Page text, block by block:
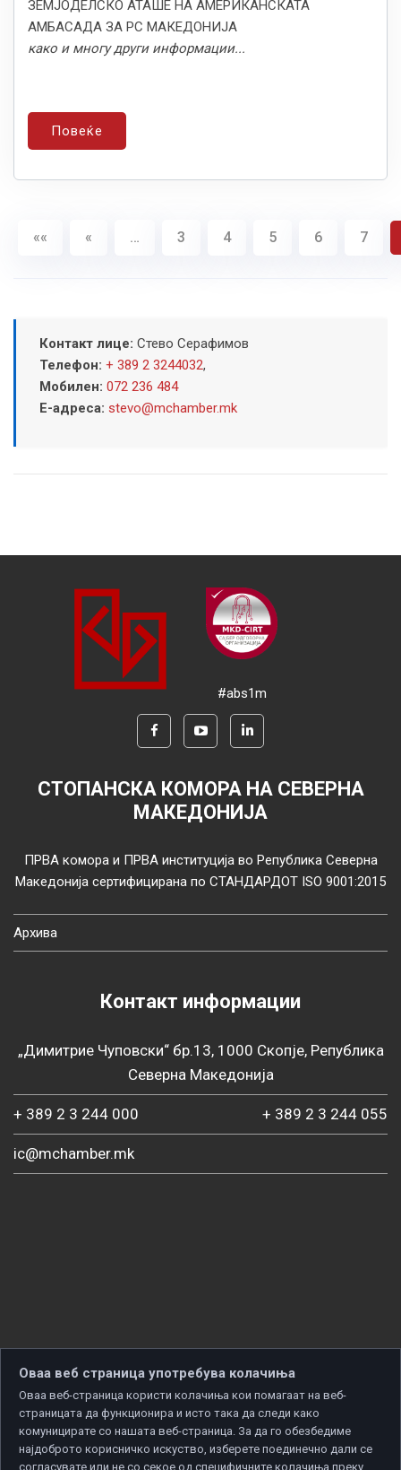
ЗЕМЈОДЕЛСКО АТАШЕ НА АМЕРИКАНСКАТА
АМБАСАДА ЗА РС МАКЕДОНИЈА
како и многу други информации...
Повеќе
«« « … 3 4 5 6 7
Контакт лице: Стево Серафимов
Телефон: + 389 2 3244032,
Мобилен: 072 236 484
Е-адреса: stevo@mchamber.mk
#abs1m
СТОПАНСКА КОМОРА НА СЕВЕРНА
МАКЕДОНИЈА
ПРВА комора и ПРВА институција во Република Северна
Македонија сертифицирана по СТАНДАРДОТ ISO 9001:2015
Архива
Контакт информации
„Димитрие Чуповски“ бр.13, 1000 Скопје, Република
Северна Македонија
+ 389 2 3 244 000 + 389 2 3 244 055
ic@mchamber.mk
Оваа веб страница употребува колачиња
Оваа веб-страница користи колачиња кои помагаат на веб-
страницата да функционира и исто така да следи како
комуницирате со нашата веб-страница. За да го обезбедиме
најдоброто корисничко искуство, изберете поединечно дали се
согласувате или не со секое од специфичните колачиња преку